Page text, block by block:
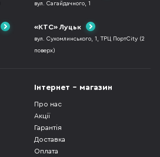
вул. Сагайдачного, 1
«КТС» Луцьк
вул. Сухомлинського, 1, ТРЦ ПортCity (2
поверх)
Інтернет - магазин
Про нас
Акції
Гарантія
Доставка
Оплата